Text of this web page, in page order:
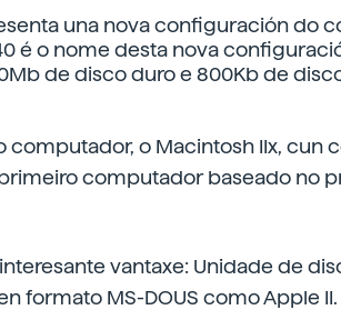
una nova configuración do
é o nome desta nova
de disco duro e 800Kb de
computador, o Macintosh IIx, cun
computador baseado no
vantaxe: Unidade de
formato MS-DOUS como Apple